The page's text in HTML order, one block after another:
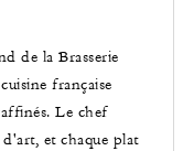
de la Brasserie
française
Le chef
et chaque plat